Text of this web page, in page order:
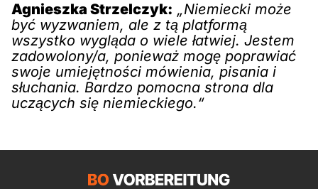
Agnieszka Strzelczyk: „Niemiecki może
być wyzwaniem, ale z tą platformą
wszystko wygląda o wiele łatwiej. Jestem
zadowolony/a, ponieważ mogę poprawiać
swoje umiejętności mówienia, pisania i
słuchania. Bardzo pomocna strona dla
uczących się niemieckiego.“